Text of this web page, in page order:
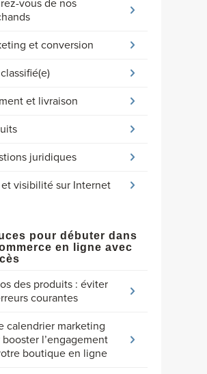
vous de nos
et conversion
et livraison
juridiques
et visibilité sur Internet
pour débuter dans
en ligne avec
des produits : éviter
courantes
calendrier marketing
booster l’engagement
boutique en ligne